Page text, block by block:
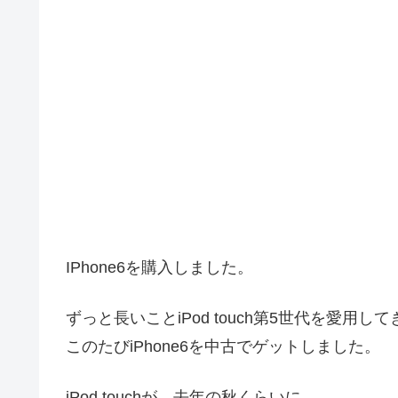
IPhone6を購入しました。
ずっと長いことiPod touch第5世代を愛用して
このたびiPhone6を中古でゲットしました。